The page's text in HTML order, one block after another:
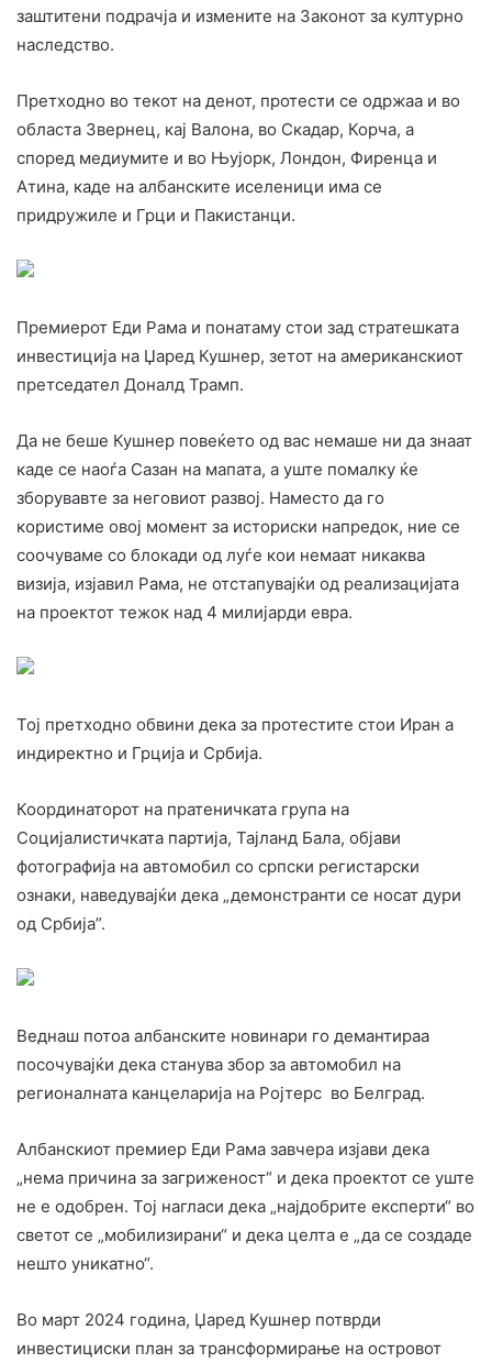
заштитени подрачја и измените на Законот за културно
наследство.
Претходно во текот на денот, протести се одржаа и во
областа Звернец, кај Валона, во Скадар, Корча, а
според медиумите и во Њујорк, Лондон, Фиренца и
Атина, каде на албанските иселеници има се
придружиле и Грци и Пакистанци.
Премиерот Еди Рама и понатаму стои зад стратешката
инвестиција на Џаред Кушнер, зетот на американскиот
претседател Доналд Трамп.
Да не беше Кушнер повеќето од вас немаше ни да знаат
каде се наоѓа Сазан на мапата, а уште помалку ќе
зборувавте за неговиот развој. Наместо да го
користиме овој момент за историски напредок, ние се
соочуваме со блокади од луѓе кои немаат никаква
визија, изјавил Рама, не отстапувајќи од реализацијата
на проектот тежок над 4 милијарди евра.
Тој претходно обвини дека за протестите стои Иран а
индиректно и Грција и Србија.
Координаторот на пратеничката група на
Социјалистичката партија, Тајланд Бала, објави
фотографија на автомобил со српски регистарски
ознаки, наведувајќи дека „демонстранти се носат дури
од Србија”.
Веднаш потоа албанските новинари го демантираа
посочувајќи дека станува збор за автомобил на
регионалната канцеларија на Ројтерс во Белград.
Албанскиот премиер Еди Рама завчера изјави дека
„нема причина за загриженост“ и дека проектот сe уште
не е одобрен. Тој нагласи дека „најдобрите експерти“ во
светот се „мобилизирани“ и дека целта е „да се создаде
нешто уникатно“.
Во март 2024 година, Џаред Кушнер потврди
инвестициски план за трансформирање на островот